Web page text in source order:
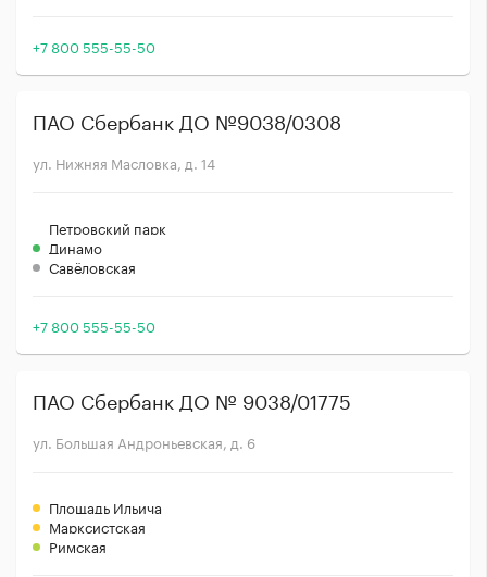
+7 800 555-55-50
ПАО Сбербанк ДО №9038/0308
ул. Нижняя Масловка, д. 14
Петровский парк
Динамо
Савёловская
+7 800 555-55-50
ПАО Сбербанк ДО № 9038/01775
ул. Большая Андроньевская, д. 6
Площадь Ильича
Марксистская
Римская